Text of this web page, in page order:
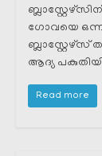
ഗോവയെ
ബ്ലാസ്റ്റേഴ്സ്
ആദ്യ
Read more